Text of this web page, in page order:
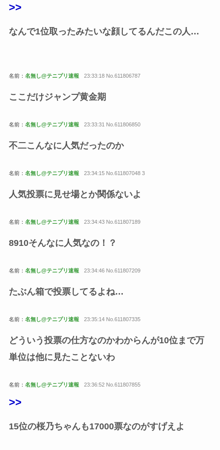
>>
なんで1位取ったみたいな顔してるんだこの人…
名前： 名無し@テニプリ速報 23:33:18 No.611806787
ここだけジャンプ黄金期
名前： 名無し@テニプリ速報 23:33:31 No.611806850
不二こんなに人気だったのか
名前： 名無し@テニプリ速報 23:34:15 No.611807048 3
人気投票に見せ場とか関係ないよ
名前： 名無し@テニプリ速報 23:34:43 No.611807189
8910そんなに人気なの！？
名前： 名無し@テニプリ速報 23:34:46 No.611807209
たぶん箱で投票してるよね…
名前： 名無し@テニプリ速報 23:35:14 No.611807335
どういう投票の仕方なのかわからんが10位まで万
単位は他に見たことないわ
名前： 名無し@テニプリ速報 23:36:52 No.611807855
>>
15位の桜乃ちゃんも17000票なのがすげえよ